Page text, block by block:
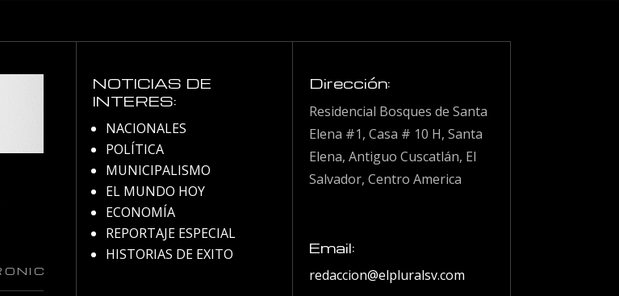
NOTICIAS DE
INTERES:
NACIONALES
POLÍTICA
MUNICIPALISMO
EL MUNDO HOY
ECONOMÍA
REPORTAJE ESPECIAL
HISTORIAS DE EXITO
Dirección:
Residencial Bosques de Santa
Elena #1, Casa # 10 H, Santa
Elena, Antiguo Cuscatlán, El
Salvador, Centro America
Email:
redaccion@elpluralsv.com